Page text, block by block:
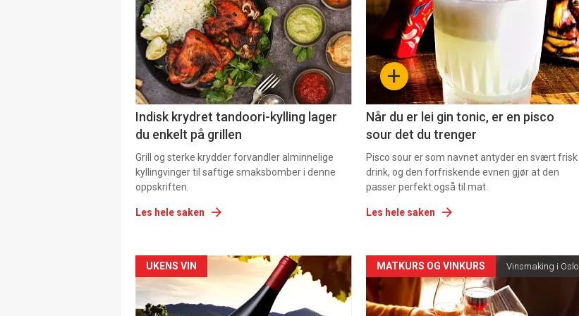
Indisk krydret tandoori-kylling lager
du enkelt på grillen
Grill og sterke krydder forvandler alminnelige
kyllingvinger til saftige smaksbomber i denne
oppskriften.
Les hele saken
nå
-
+
Når du er lei gin tonic, er en pisco
sour det du trenger
Pisco sour er som navnet antyder en svært frisk
drink, og den forfriskende evnen gjør at den
passer perfekt også til mat.
Les hele saken
Forsiden
akkurat
UKENS VIN
Forsiden
akkurat
MATKURS OG VINKURS Vinsmaking i Oslo